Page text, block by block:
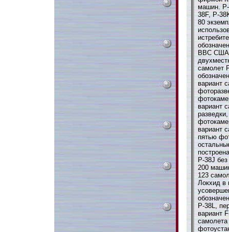
машин. P-
38F, P-
80
ВВС США
самолет
вариант
вариант
вариант
пятью
P-38J
200
123
Локхид в
P-38L,
вариант
самолета